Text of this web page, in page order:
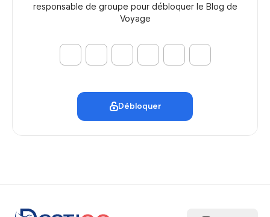
responsable de groupe pour débloquer le Blog de
Voyage
Débloquer